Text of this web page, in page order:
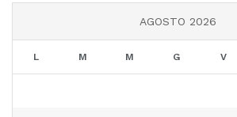
AGOSTO 2026
L M M G V